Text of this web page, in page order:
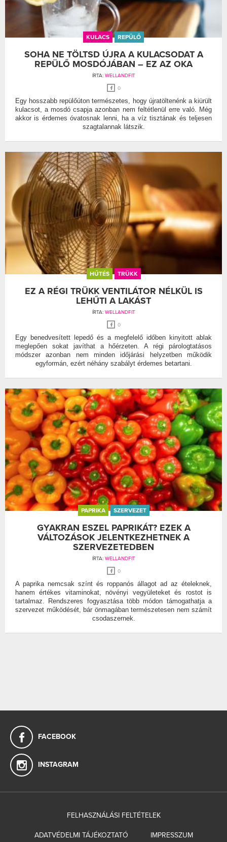
KULACS REPÜLŐ
SOHA NE TÖLTSD ÚJRA A KULACSODAT A
REPÜLŐ MOSDÓJÁBAN – EZ AZ OKA
ÍRTA: WELLANDFIT
0
Egy hosszabb repülőúton természetes, hogy újratöltenénk a kiürült
kulacsot, a mosdó csapja azonban nem feltétlenül erre való. Még
akkor is érdemes óvatosnak lenni, ha a víz tisztának és teljesen
szagtalannak látszik.
HŰTÉS TRÜKK
EZ A RÉGI TRÜKK VENTILÁTOR NÉLKÜL IS
LEHŰTI A LAKÁST
ÍRTA: WELLANDFIT
0
Egy benedvesített lepedő és a megfelelő időben kinyitott ablak
meglepően sokat javíthat a hőérzeten. A régi párologtatásos
módszer azonban nem minden időjárási helyzetben működik
egyformán, ezért néhány szabályt érdemes betartani.
PAPRIKA SZERVEZET
GYAKRAN ESZEL PAPRIKÁT? EZEK A
VÁLTOZÁSOK JELENTKEZHETNEK A
SZERVEZETEDBEN
ÍRTA: WELLANDFIT
0
A paprika nemcsak színt és roppanós állagot ad az ételeknek,
hanem értékes vitaminokat, növényi vegyületeket és rostot is
tartalmaz. Rendszeres fogyasztása több módon támogathatja a
szervezet működését, bár önmagában természetesen nem számít
csodaszernek.
FACEBOOK
INSTAGRAM
FELHASZNÁLÁSI FELTÉTELEK
ADATVÉDELMI TÁJÉKOZTATÓ IMPRESSZUM